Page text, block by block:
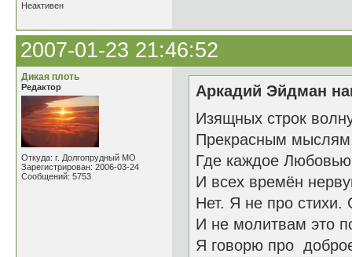
Неактивен
2007-01-23 21:46:52
Дикая плоть
Редактор
Откуда: г. Долгопрудный МО
Зарегистрирован: 2006-03-24
Сообщений: 5753
Аркадий Эйдман
Изящных строк
Прекрасным мыслям
Где каждое
И всех времён
Нет. Я не про
И не молитвам это
Я говорю про